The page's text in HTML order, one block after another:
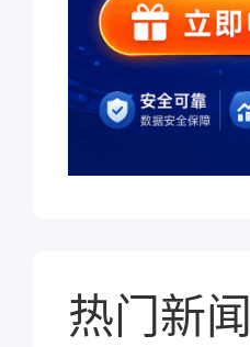
热门新闻